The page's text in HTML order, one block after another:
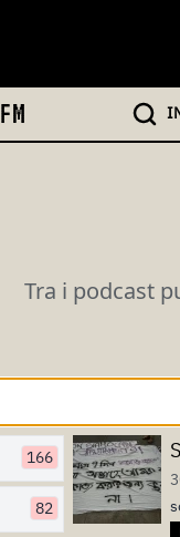
Tra i podcast
166
82